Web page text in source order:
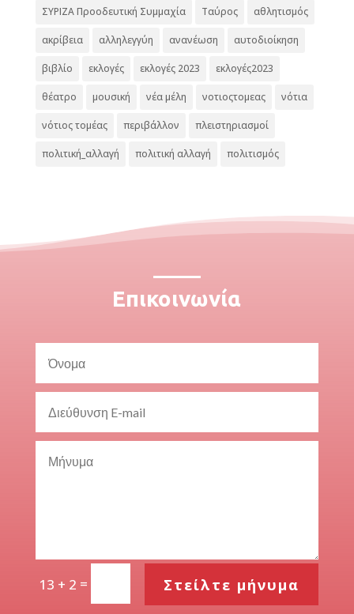
ΣΥΡΙΖΑ Προοδευτική Συμμαχία Ταύρος αθλητισμός
ακρίβεια αλληλεγγύη ανανέωση αυτοδιοίκηση
βιβλίο εκλογές εκλογές 2023 εκλογές2023
θέατρο μουσική νέα μέλη νοτιοςτομεας νότια
νότιος τομέας περιβάλλον πλειστηριασμοί
πολιτική_αλλαγή πολιτική αλλαγή πολιτισμός
Επικοινωνία
13 + 2 = Στείλτε μήνυμα